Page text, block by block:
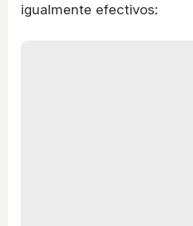
igualmente efectivos: